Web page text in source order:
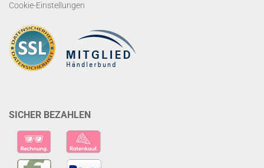
Cookie-Einstellungen
SICHER BEZAHLEN